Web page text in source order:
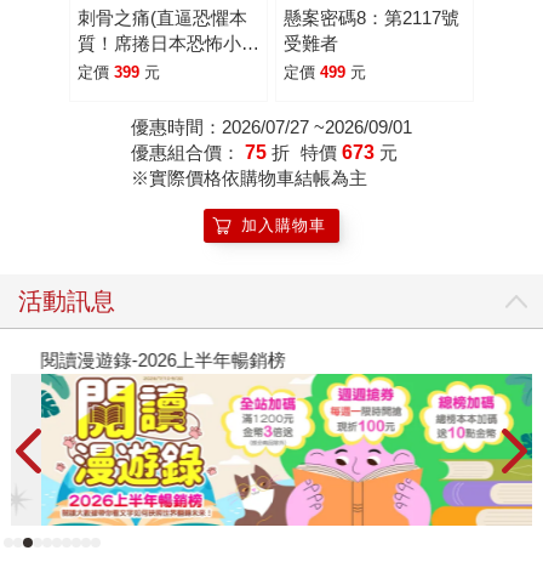
刺骨之痛(直逼恐懼本
質！席捲日本恐怖小說
界話題驚豔之作)
定價 399 元
懸案密碼8：第2117號
受難者
定價 499 元
優惠時間：2026/07/27 ~2026/09/01
優惠組合價： 75 折 特價 673 元
※實際價格依購物車結帳為主
加入購物車
活動訊息
閱讀漫遊錄-2026上半年暢銷榜